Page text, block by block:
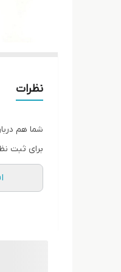
نظرات
شما هم
برای ثبت